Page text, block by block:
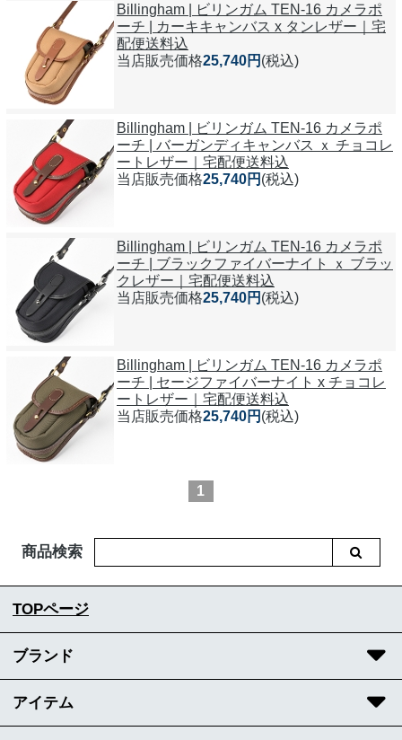
Billingham | ビリンガム TEN-16 カメラポ
ーチ | カーキキャンバス x タンレザー｜宅
配便送料込
当店販売価格25,740円 (税込)
Billingham | ビリンガム TEN-16 カメラポ
ーチ | バーガンディキャンバス ｘ チョコレ
ートレザー｜宅配便送料込
当店販売価格25,740円 (税込)
Billingham | ビリンガム TEN-16 カメラポ
ーチ | ブラックファイバーナイト ｘ ブラッ
クレザー｜宅配便送料込
当店販売価格25,740円 (税込)
Billingham | ビリンガム TEN-16 カメラポ
ーチ | セージファイバーナイト x チョコレ
ートレザー｜宅配便送料込
当店販売価格25,740円 (税込)
1
商品検索
TOPページ
ブランド
アイテム